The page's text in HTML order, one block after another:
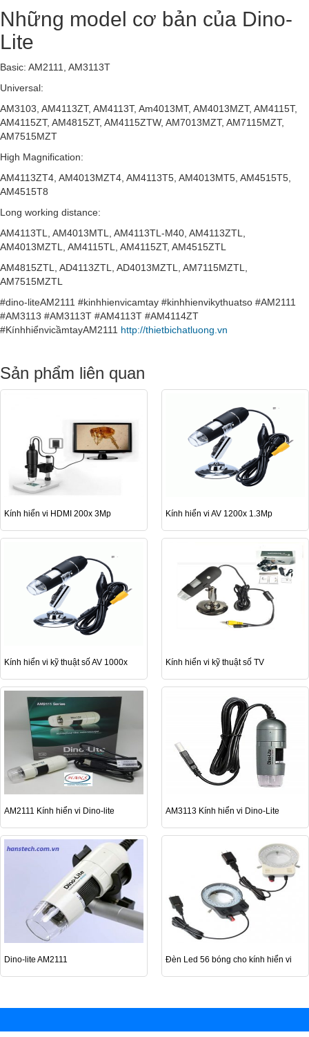
Những model cơ bản của Dino-
Lite
Basic: AM2111, AM3113T
Universal:
AM3103, AM4113ZT, AM4113T, Am4013MT, AM4013MZT, AM4115T,
AM4115ZT, AM4815ZT, AM4115ZTW, AM7013MZT, AM7115MZT,
AM7515MZT
High Magnification:
AM4113ZT4, AM4013MZT4, AM4113T5, AM4013MT5, AM4515T5,
AM4515T8
Long working distance:
AM4113TL, AM4013MTL, AM4113TL-M40, AM4113ZTL,
AM4013MZTL, AM4115TL, AM4115ZT, AM4515ZTL
AM4815ZTL, AD4113ZTL, AD4013MZTL, AM7115MZTL,
AM7515MZTL
#dino-liteAM2111 #kinhhienvicamtay #kinhhienvikythuatso #AM2111
#AM3113 #AM3113T #AM4113T #AM4114ZT
#KínhhiểnvicầmtayAM2111 http://thietbichatluong.vn
Sản phẩm liên quan
Kính hiển vi HDMI 200x 3Mp Kính hiển vi AV 1200x 1.3Mp
Kính hiển vi kỹ thuật số AV 1000x Kính hiển vi kỹ thuật số TV
AM2111 Kính hiển vi Dino-lite AM3113 Kính hiển vi Dino-Lite
Dino-lite AM2111 Đèn Led 56 bóng cho kính hiển vi